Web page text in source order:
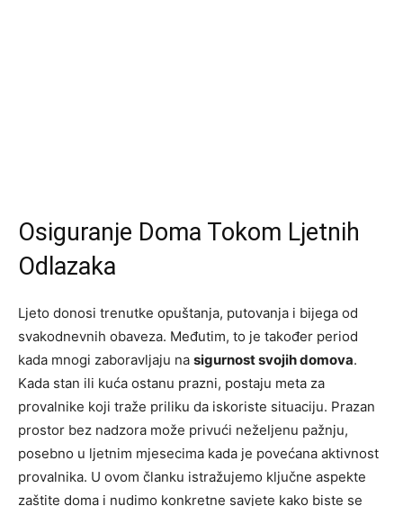
Osiguranje Doma Tokom Ljetnih
Odlazaka
Ljeto donosi trenutke opuštanja, putovanja i bijega od
svakodnevnih obaveza. Međutim, to je također period
kada mnogi zaboravljaju na sigurnost svojih domova.
Kada stan ili kuća ostanu prazni, postaju meta za
provalnike koji traže priliku da iskoriste situaciju. Prazan
prostor bez nadzora može privući neželjenu pažnju,
posebno u ljetnim mjesecima kada je povećana aktivnost
provalnika. U ovom članku istražujemo ključne aspekte
zaštite doma i nudimo konkretne savjete kako biste se